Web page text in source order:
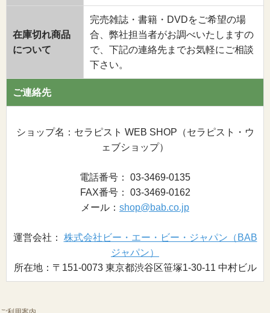
在庫切れ商品
について
完売雑誌・書籍・DVDをご希望の場
合、弊社担当者がお調べいたしますの
で、下記の連絡先までお気軽にご相談
下さい。
ご連絡先
ショップ名：セラピスト WEB SHOP（セラピスト・ウ
ェブショップ）
電話番号： 03-3469-0135
FAX番号： 03-3469-0162
メール： shop@bab.co.jp
運営会社： 株式会社ビー・エー・ビー・ジャパン（BAB
ジャパン）
所在地：〒151-0073 東京都渋谷区笹塚1-30-11 中村ビル